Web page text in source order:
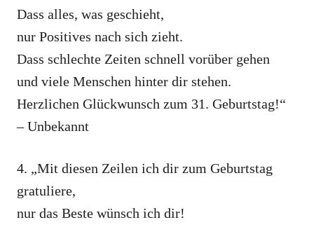
Dass alles, was geschieht,
nur Positives nach sich zieht.
Dass schlechte Zeiten schnell vorüber gehen
und viele Menschen hinter dir stehen.
Herzlichen Glückwunsch zum 31. Geburtstag!“
– Unbekannt
4. „Mit diesen Zeilen ich dir zum Geburtstag
gratuliere,
nur das Beste wünsch ich dir!